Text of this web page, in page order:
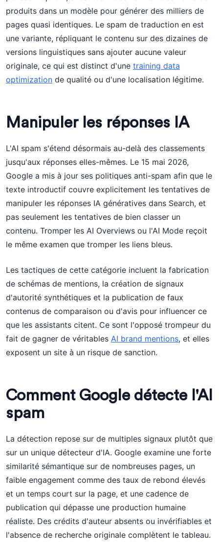
produits dans un modèle pour générer des milliers de
pages quasi identiques. Le spam de traduction en est
une variante, répliquant le contenu sur des dizaines de
versions linguistiques sans ajouter aucune valeur
originale, ce qui est distinct d'une training data
optimization de qualité ou d'une localisation légitime.
Manipuler les réponses IA
L'AI spam s'étend désormais au-delà des classements
jusqu'aux réponses elles-mêmes. Le 15 mai 2026,
Google a mis à jour ses politiques anti-spam afin que le
texte introductif couvre explicitement les tentatives de
manipuler les réponses IA génératives dans Search, et
pas seulement les tentatives de bien classer un
contenu. Tromper les AI Overviews ou l'AI Mode reçoit
le même examen que tromper les liens bleus.
Les tactiques de cette catégorie incluent la fabrication
de schémas de mentions, la création de signaux
d'autorité synthétiques et la publication de faux
contenus de comparaison ou d'avis pour influencer ce
que les assistants citent. Ce sont l'opposé trompeur du
fait de gagner de véritables AI brand mentions, et elles
exposent un site à un risque de sanction.
Comment Google détecte l'AI
spam
La détection repose sur de multiples signaux plutôt que
sur un unique détecteur d'IA. Google examine une forte
similarité sémantique sur de nombreuses pages, un
faible engagement comme des taux de rebond élevés
et un temps court sur la page, et une cadence de
publication qui dépasse une production humaine
réaliste. Des crédits d'auteur absents ou invérifiables et
l'absence de recherche originale complètent le tableau.